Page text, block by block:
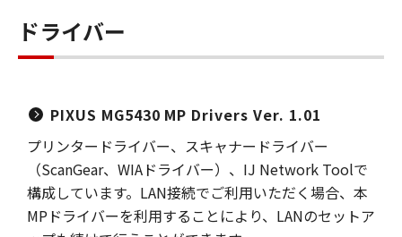
ドライバー
PIXUS MG5430 MP Drivers Ver. 1.01
プリンタードライバー、スキャナードライバー
（ScanGear、WIAドライバー）、IJ Network Toolで
構成しています。LAN接続でご利用いただく場合、本
MPドライバーを利用することにより、LANのセットア